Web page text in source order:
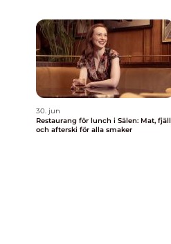
30. jun
Restaurang för lunch i Sälen: Mat, fjäll
och afterski för alla smaker